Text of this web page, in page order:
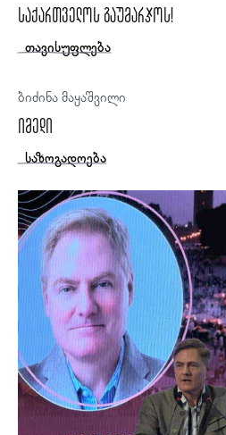
საქართველოს გაუმარჯოს!
თავისუფლება
ბიძინა მაყაშვილი
იმედი
საზოგადოება